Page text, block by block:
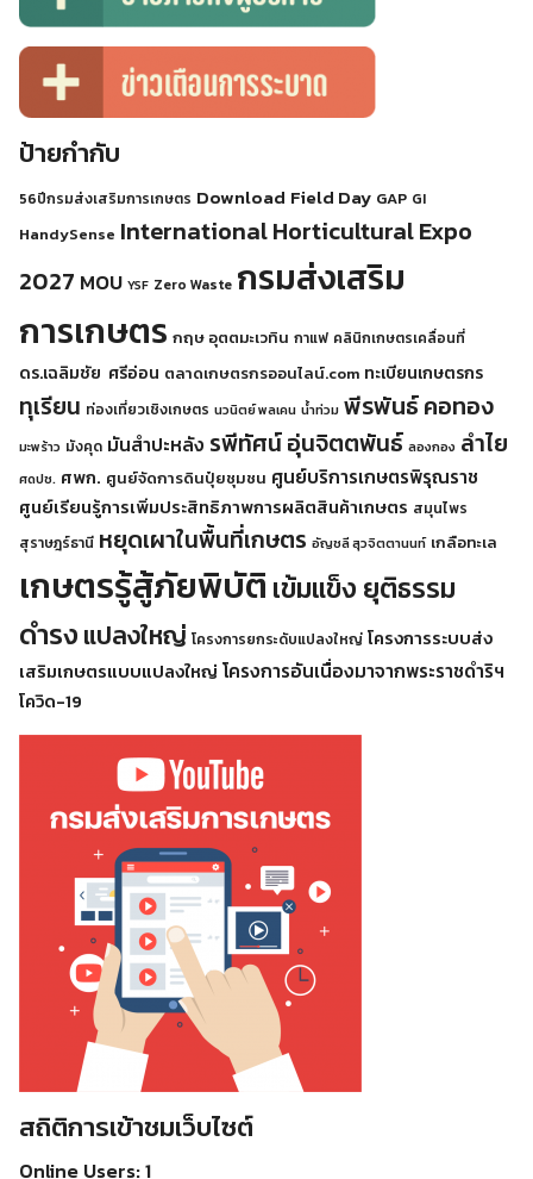
ป้ายกำกับ
56ปีกรมส่งเสริมการเกษตร Download Field Day GAP GI
HandySense International Horticultural Expo
2027 MOU YSF Zero Waste กรมส่งเสริม
การเกษตร กฤษ อุตตมะเวทิน กาแฟ คลินิกเกษตรเคลื่อนที่
ดร.เฉลิมชัย ศรีอ่อน ตลาดเกษตรกรออนไลน์.com ทะเบียนเกษตรกร
ทุเรียน ท่องเที่ยวเชิงเกษตร นวนิตย์ พลเคน น้ำท่วม พีรพันธ์ คอทอง
มะพร้าว มังคุด มันสำปะหลัง รพีทัศน์ อุ่นจิตตพันธ์ ลองกอง ลำไย
ศดปช. ศพก. ศูนย์จัดการดินปุ๋ยชุมชน ศูนย์บริการเกษตรพิรุณราช
ศูนย์เรียนรู้การเพิ่มประสิทธิภาพการผลิตสินค้าเกษตร สมุนไพร
สุราษฎร์ธานี หยุดเผาในพื้นที่เกษตร อัญชลี สุวจิตตานนท์ เกลือทะเล
เกษตรรู้สู้ภัยพิบัติ เข้มแข็ง ยุติธรรม
ดำรงแปลงใหญ่ โครงการยกระดับแปลงใหญ่ โครงการระบบส่ง
เสริมเกษตรแบบแปลงใหญ่ โครงการอันเนื่องมาจากพระราชดำริฯ
โควิด-19
สถิติการเข้าชมเว็บไซต์
Online Users:1